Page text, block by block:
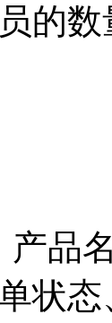
的数
产品
状